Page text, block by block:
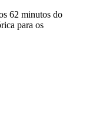
62 minutos do
para os